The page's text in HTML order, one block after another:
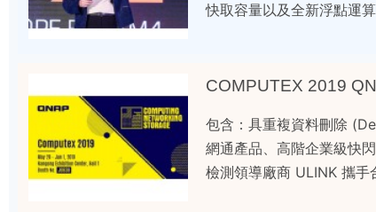
快取容量以及全新浮點運算
COMPUTEX 2019
包含：具重複資料刪除
網通產品、高階企業級快
檢測領導廠商 ULINK 攜